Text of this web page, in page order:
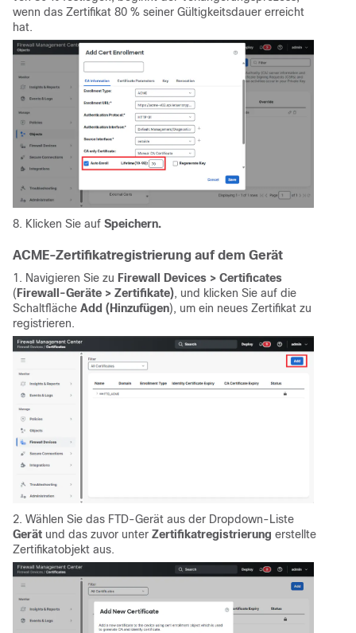
wenn das Zertifikat 80 % seiner Gültigkeitsdauer erreicht
hat.
8. Klicken Sie auf Speichern.
ACME-Zertifikatregistrierung auf dem Gerät
1. Navigieren Sie zu Firewall Devices > Certificates
( Firewall-Geräte > Zertifikate), und klicken Sie auf die
Schaltfläche Add (Hinzufügen), um ein neues Zertifikat zu
registrieren.
2. Wählen Sie das FTD-Gerät aus der Dropdown-Liste
Gerät und das zuvor unter Zertifikatregistrierung erstellte
Zertifikatobjekt aus.